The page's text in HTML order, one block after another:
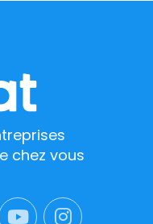
chez vous